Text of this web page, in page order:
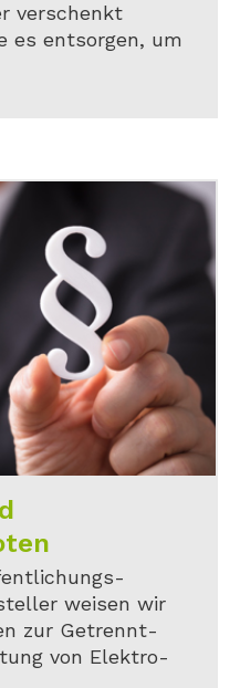
verschenkt
es entsorgen, um
weisen wir
zur Getrennt-
von Elektro-